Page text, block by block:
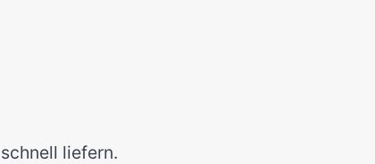
liefern.